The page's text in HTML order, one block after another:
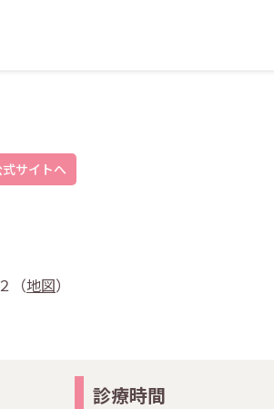
式サイトへ
（地図）
診療時間